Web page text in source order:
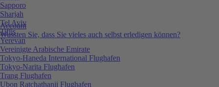
Account
Wussten Sie, dass Sie vieles auch selbst erledigen können?
Sapporo
Sharjah
Tel Aviv
Tiflis
Yerevan
Vereinigte Arabische Emirate
Tokyo-Haneda International Flughafen
Tokyo-Narita Flughafen
Trang Flughafen
Ubon Ratchathanii Flughafen